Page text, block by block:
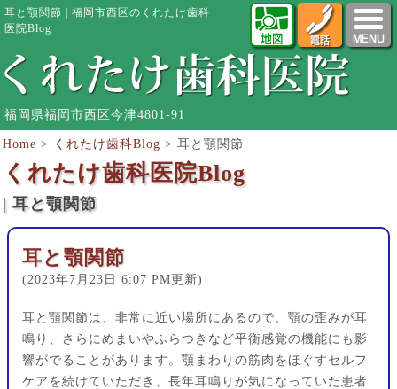
耳と顎関節 | 福岡市西区のくれたけ歯科
医院Blog
福岡県福岡市西区今津4801-91
Home > くれたけ歯科Blog > 耳と顎関節
くれたけ歯科医院Blog
| 耳と顎関節
耳と顎関節
(2023年7月23日 6:07 PM更新)
耳と顎関節は、非常に近い場所にあるので、顎の歪みが耳
鳴り、さらにめまいやふらつきなど平衡感覚の機能にも影
響がでることがあります。顎まわりの筋肉をほぐすセルフ
ケアを続けていただき、長年耳鳴りが気になっていた患者